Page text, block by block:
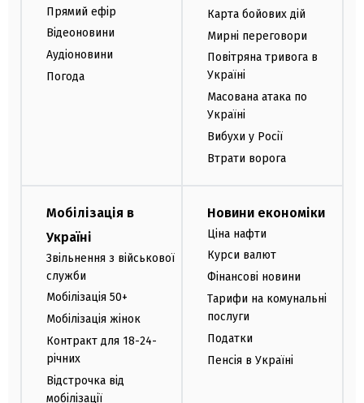
Прямий ефір
Відеоновини
Аудіоновини
Погода
Карта бойових дій
Мирні переговори
Повітряна тривога в
Україні
Масована атака по
Україні
Вибухи у Росії
Втрати ворога
Мобілізація в
Україні
Звільнення з військової
служби
Мобілізація 50+
Мобілізація жінок
Контракт для 18-24-
річних
Відстрочка від
мобілізації
Новини економіки
Ціна нафти
Курси валют
Фінансові новини
Тарифи на комунальні
послуги
Податки
Пенсія в Україні